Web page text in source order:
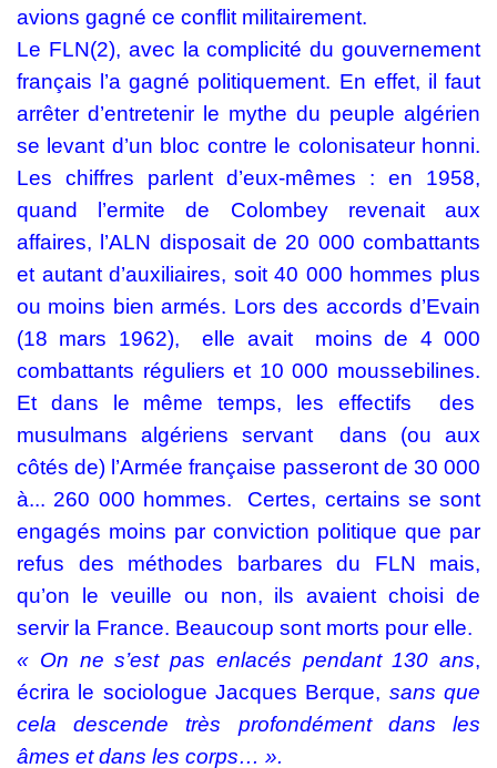
avions gagné ce conflit militairement.
Le FLN(2), avec la complicité du gouvernement
français l’a gagné politiquement. En effet, il faut
arrêter d’entretenir le mythe du peuple algérien
se levant d’un bloc contre le colonisateur honni.
Les chiffres parlent d’eux-mêmes : en 1958,
quand l’ermite de Colombey revenait aux
affaires, l’ALN disposait de 20 000 combattants
et autant d’auxiliaires, soit 40 000 hommes plus
ou moins bien armés. Lors des accords d’Evain
(18 mars 1962),
elle avait
moins de 4 000
combattants réguliers et 10 000 moussebilines.
Et dans le même temps, les effectifs
des
musulmans algériens servant
dans (ou aux
côtés de) l’Armée française passeront de 30 000
à... 260 000 hommes.
Certes, certains se sont
engagés moins par conviction politique que par
refus des méthodes barbares du FLN mais,
qu’on le veuille ou non, ils avaient choisi de
servir la France. Beaucoup sont morts pour elle.
« On ne s’est pas enlacés pendant 130 ans,
écrira le sociologue Jacques Berque, sans que
cela descende très profondément dans les
âmes et dans les corps… ».